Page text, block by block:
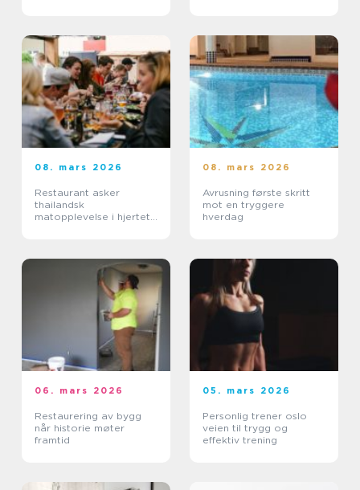
08. mars 2026
Restaurant asker
thailandsk
matopplevelse i hjertet
08. mars 2026
Avrusning første skritt
mot en tryggere
hverdag
06. mars 2026
Restaurering av bygg
når historie møter
framtid
05. mars 2026
Personlig trener oslo
veien til trygg og
effektiv trening